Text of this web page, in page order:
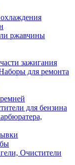
ржавчины
зажигания
для ремонта
для бензина
Очистители